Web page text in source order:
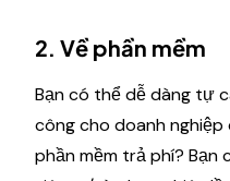
2. Về phần mềm
Bạn có thể dễ dàng tự
công cho doanh
phần mềm trả phí?